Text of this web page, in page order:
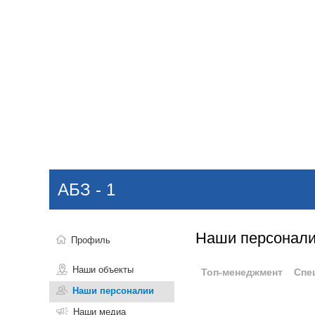
Поиск
НОВОСТИ
АБЗ - 1
Профиль
Наши объекты
Наши персоналии
Наши медиа
Наши
Топ-менеджмент